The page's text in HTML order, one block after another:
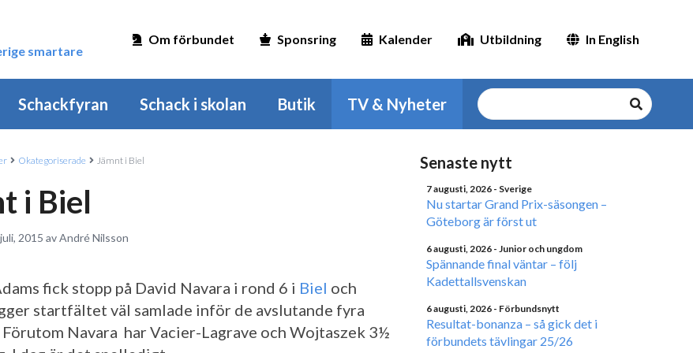
smartare
Om förbundet Sponsring Kalender Utbildning In English
Schackfyran Schack i skolan Butik TV & Nyheter
Okategoriserade Jämnt i Biel
i Biel
2015 av André Nilsson
fick stopp på David Navara i rond 6 i Biel och
startfältet väl samlade inför de avslutande fyra
Navara har Vacier-Lagrave och Wojtaszek 3½
Senaste nytt
7 augusti, 2026 - Sverige
Nu startar Grand Prix-säsongen –
Göteborg är först ut
6 augusti, 2026 - Junior och ungdom
Spännande final väntar – följ
Kadettallsvenskan
6 augusti, 2026 - Förbundsnytt
Resultat-bonanza – så gick det i
förbundets tävlingar 25/26